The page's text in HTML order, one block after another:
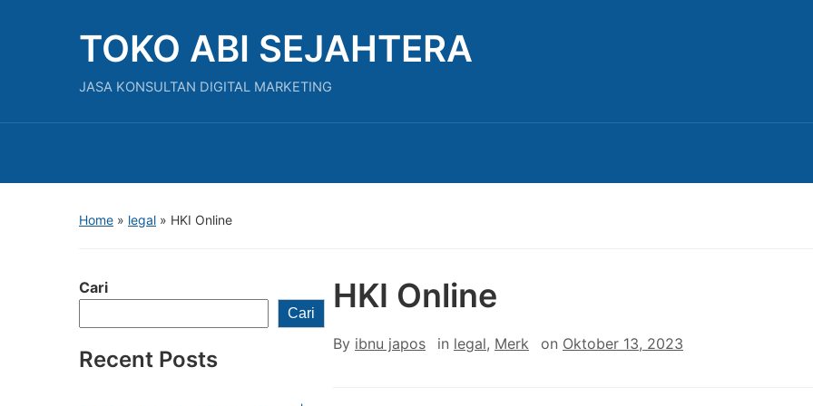
TOKO ABI SEJAHTERA
JASA KONSULTAN DIGITAL MARKETING
Home » legal » HKI Online
Cari
Cari
Recent Posts
HKI Online
By ibnu japos in legal, Merk on Oktober 13, 2023